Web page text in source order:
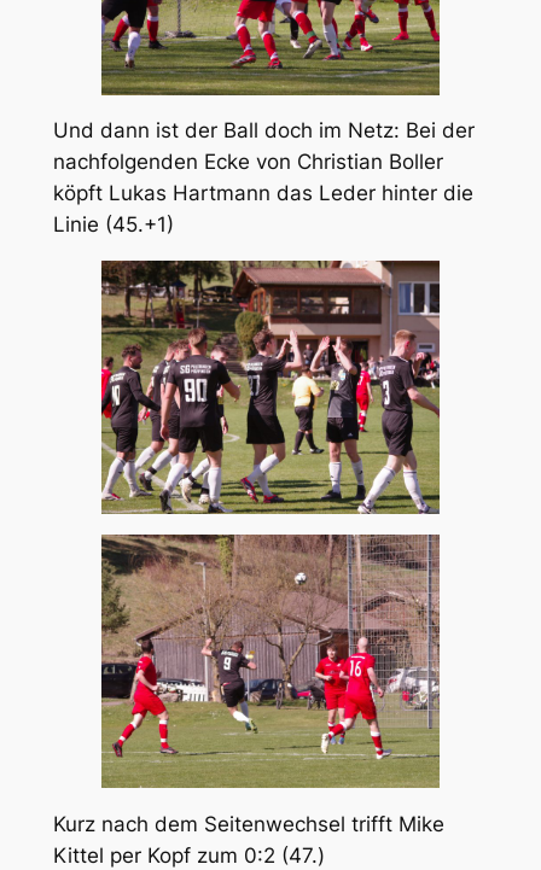
Und dann ist der Ball doch im Netz: Bei der
nachfolgenden Ecke von Christian Boller
köpft Lukas Hartmann das Leder hinter die
Linie (45.+1)
Kurz nach dem Seitenwechsel trifft Mike
Kittel per Kopf zum 0:2 (47.)